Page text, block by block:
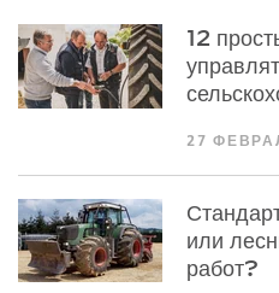
12
27
или
работ?